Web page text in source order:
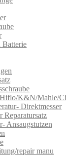
K&N/Mahle/
Direktmesser
Reparatursatz
Ansaugstutzen
repair manu